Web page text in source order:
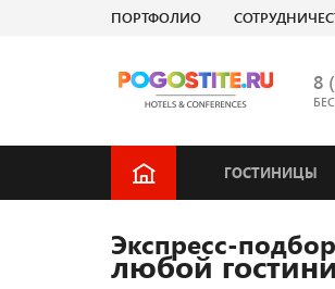
ПОРТФОЛИО
8
ГОСТИНИЦЫ
Экспресс-подбор
любой